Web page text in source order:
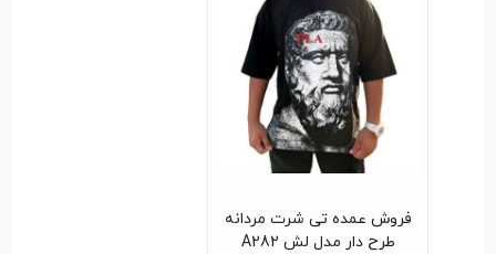
فروش عمده تی شرت مردانه
طرح دار مدل لش A282